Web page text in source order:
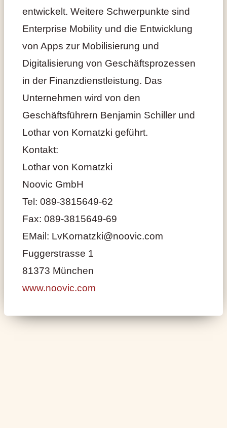
entwickelt. Weitere Schwerpunkte sind
Enterprise Mobility und die Entwicklung
von Apps zur Mobilisierung und
Digitalisierung von Geschäftsprozessen
in der Finanzdienstleistung. Das
Unternehmen wird von den
Geschäftsführern Benjamin Schiller und
Lothar von Kornatzki geführt.
Kontakt:
Lothar von Kornatzki
Noovic GmbH
Tel: 089-3815649-62
Fax: 089-3815649-69
EMail: LvKornatzki@noovic.com
Fuggerstrasse 1
81373 München
www.noovic.com